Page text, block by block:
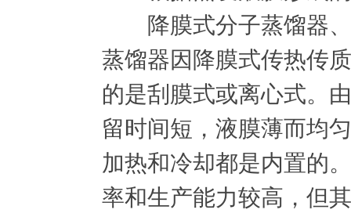
降膜式分子蒸馏器、
蒸馏器因降膜式传热传
的是刮膜式或离心式。
留时间短，液膜薄而均
加热和冷却都是内置的
率和生产能力较高，但